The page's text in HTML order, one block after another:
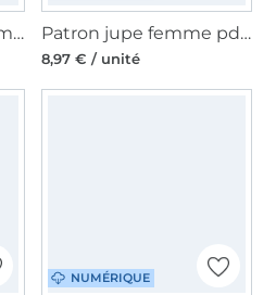
Patron sweat-shirt femme pdf Avela Erbsünde, en allemand Patron jupe femme pdf Avaritia Erbsünde, en allemand
8,97 € / unité
NUMÉRIQUE